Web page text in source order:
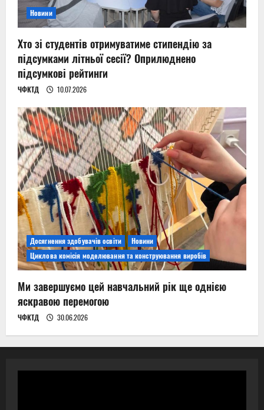
Новини
Хто зі студентів отримуватиме стипендію за
підсумками літньої сесії? Оприлюднено
підсумкові рейтинги
ЧФКТД 10.07.2026
Досягнення здобувачів освіти
Новини
Циклова комісія моделювання та конструювання виробів
Ми завершуємо цей навчальний рік ще однією
яскравою перемогою
ЧФКТД 30.06.2026